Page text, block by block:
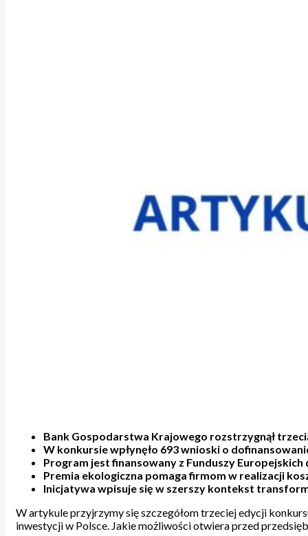
Bank Gospodarstwa Krajowego rozstrzygnął
W konkursie wpłynęło 693 wnioski o
Program jest finansowany z Funduszy
Premia ekologiczna pomaga firmom w realizacji
Inicjatywa wpisuje się w szerszy kontekst
W artykule przyjrzymy się szczegółom trzeciej edycji
inwestycji w Polsce. Jakie możliwości otwiera przed